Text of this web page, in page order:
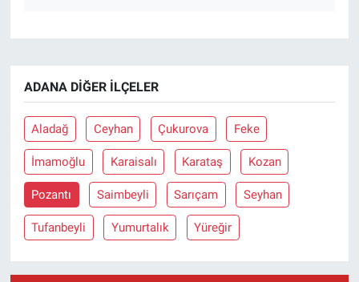
ADANA DIĞER İLÇELER
Aladağ Ceyhan Çukurova Feke
İmamoğlu Karaisalı Karataş Kozan
Pozantı Saimbeyli Sarıçam Seyhan
Tufanbeyli Yumurtalık Yüreğir